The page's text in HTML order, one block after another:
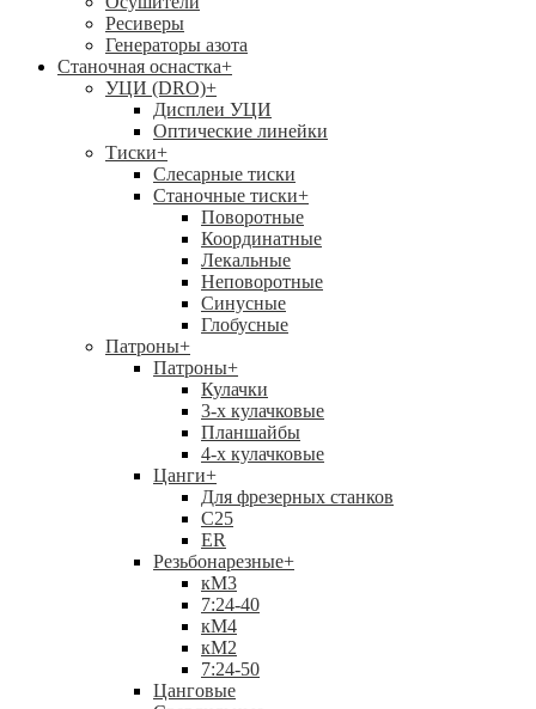
Ресиверы
Генераторы азота
Станочная оснастка+
УЦИ (DRO)+
Дисплеи УЦИ
Оптические линейки
Тиски+
Слесарные тиски
Станочные тиски+
Поворотные
Координатные
Лекальные
Неповоротные
Синусные
Глобусные
Патроны+
Патроны+
Кулачки
3-х кулачковые
Планшайбы
4-х кулачковые
Цанги+
Для фрезерных станков
С25
ER
Резьбонарезные+
кМ3
7:24-40
кМ4
кМ2
7:24-50
Цанговые